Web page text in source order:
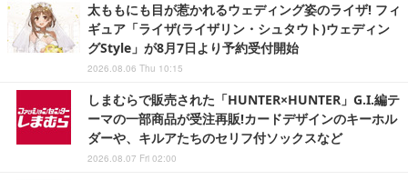
太ももにも目が惹かれるウェディング姿のライザ! フィ
ギュア「ライザ(ライザリン・シュタウト)ウェディン
グStyle」が8月7日より予約受付開始
2026.08.06 Thu 10:15
しまむらで販売された「HUNTER×HUNTER」G.I.編テ
ーマの一部商品が受注再販!カードデザインのキーホル
ダーや、キルアたちのセリフ付ソックスなど
2026.08.07 Fri 02:00